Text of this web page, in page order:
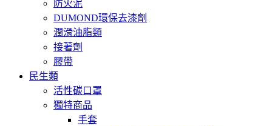
防火泥
DUMOND環保去漆劑
潤滑油脂類
接著劑
膠帶
民生類
活性碳口罩
獨特商品
手套